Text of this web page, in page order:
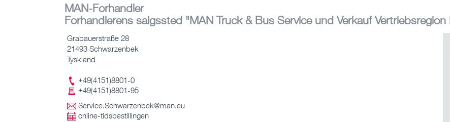
MAN-Forhandler
Forhandlerens salgssted "MAN Truck & Bus Service und Verkauf
Grabauerstraße 28
21493 Schwarzenbek
Tyskland
+49(4151)8801-0
+49(4151)8801-95
Service.Schwarzenbek@man.eu
online-tidsbestillingen